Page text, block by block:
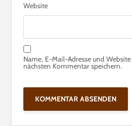
Website
Name, E-Mail-Adresse und
nächsten Kommentar speichern.